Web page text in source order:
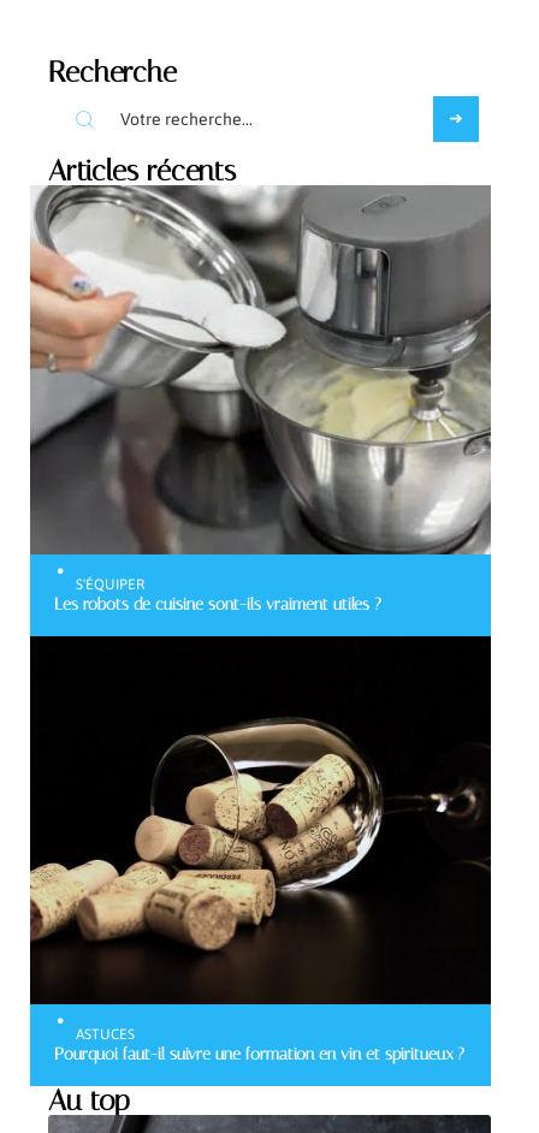
Recherche
Articles récents
S'ÉQUIPER
Les robots de cuisine sont-ils vraiment utiles ?
ASTUCES
Pourquoi faut-il suivre une formation en vin et spiritueux ?
Au top